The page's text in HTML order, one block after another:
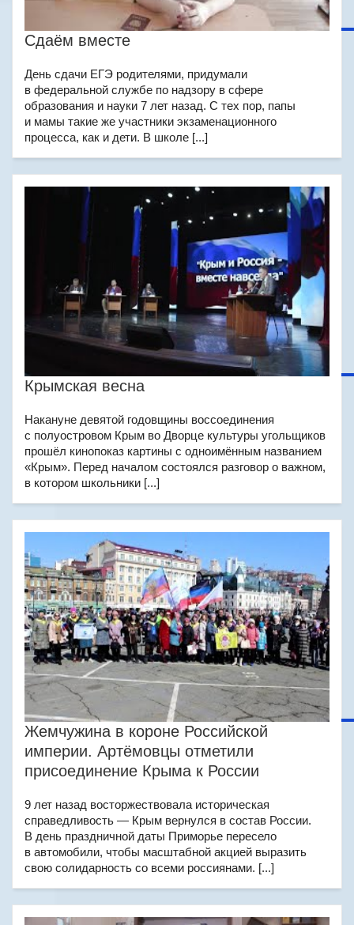
Сдаём вместе
День сдачи ЕГЭ родителями, придумали
в федеральной службе по надзору в сфере
образования и науки 7 лет назад. С тех пор, папы
и мамы такие же участники экзаменационного
процесса, как и дети. В школе [...]
Крымская весна
Накануне девятой годовщины воссоединения
с полуостровом Крым во Дворце культуры угольщиков
прошёл кинопоказ картины с одноимённым названием
«Крым». Перед началом состоялся разговор о важном,
в котором школьники [...]
Жемчужина в короне Российской
империи. Артёмовцы отметили
присоединение Крыма к России
9 лет назад восторжествовала историческая
справедливость — Крым вернулся в состав России.
В день праздничной даты Приморье пересело
в автомобили, чтобы масштабной акцией выразить
свою солидарность со всеми россиянами. [...]